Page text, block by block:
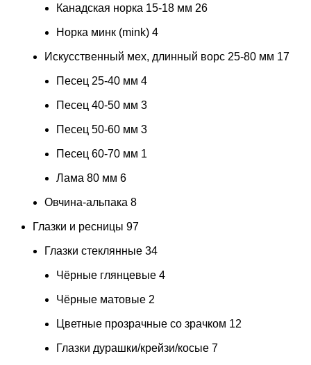
Канадская норка 15-18 мм 26
Норка минк (mink) 4
Искусственный мех, длинный ворс 25-80 мм 17
Песец 25-40 мм 4
Песец 40-50 мм 3
Песец 50-60 мм 3
Песец 60-70 мм 1
Лама 80 мм 6
Овчина-альпака 8
Глазки и ресницы 97
Глазки стеклянные 34
Чёрные глянцевые 4
Чёрные матовые 2
Цветные прозрачные со зрачком 12
Глазки дурашки/крейзи/косые 7